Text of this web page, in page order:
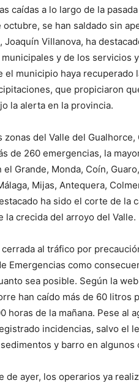
caídas a lo largo de la
octubre, se han saldado sin
Joaquín Villanova, ha
y de los servicios
el municipio haya recuperado
que propiciaron
la alerta en la provincia.
zonas del Valle del
de 260 emergencias, la
el Grande, Monda, Coín,
Mijas, Antequera,
ha sido el corte de la
la crecida del arroyo del Valle.
al tráfico por
Emergencias como
sea posible. Según la
han caído más de 60 litros
horas de la mañana. Pese
incidencias, salvo el
y barro en algunos
de ayer, los operarios ya